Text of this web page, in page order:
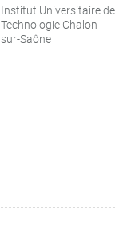
Institut Universitaire de
Technologie Chalon-
sur-Saône